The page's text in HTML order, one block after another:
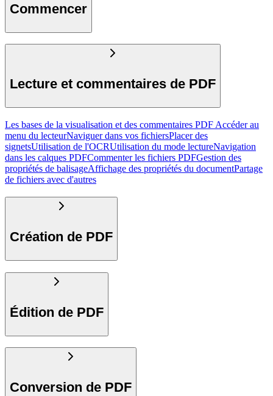
Commencer
Lecture et commentaires de PDF
Les bases de la visualisation et des commentaires PDF Accéder au
menu du lecteurNaviguer dans vos fichiersPlacer des
signetsUtilisation de l'OCRUtilisation du mode lectureNavigation
dans les calques PDFCommenter les fichiers PDFGestion des
propriétés de balisageAffichage des propriétés du documentPartage
de fichiers avec d'autres
Création de PDF
Édition de PDF
Conversion de PDF